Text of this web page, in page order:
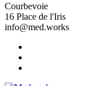
Courbevoie
16 Place de l'Iris
info@med.works